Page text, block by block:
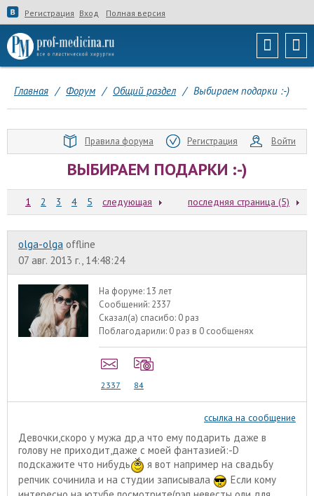
Регистрация Вход Полная версия
Главная / Форум / Общий раздел / Выбираем подарки :-)
Правила форума Регистрация Войти
ВЫБИРАЕМ ПОДАРКИ :-)
1 2 3 4 5 следующая последняя страница (5)
olga-olga offline
07 авг. 2013 г., 14:48:24
На форуме:13 лет
Сообщений: 2337
Сказал(а) спасибо: 0 раз
Поблагодарили: 0 раз в 0 сообщенях
2337 84
ссылка на сообщение
Девочки,скоро у мужа др,а что ему подарить даже в
голову не приходит,даже с моей фантазией:-D
подскажите что нибудь
я вот например на свадьбу
репчик сочинила и на студии записывала
Если кому